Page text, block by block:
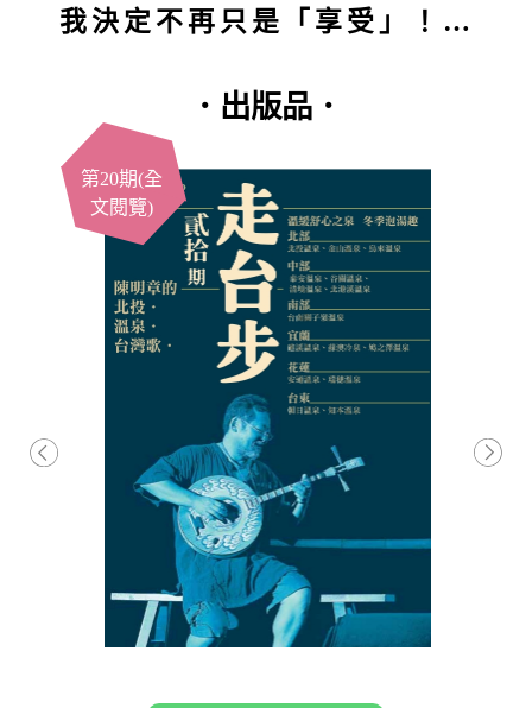
我決定不再只是「享受」！第
付出，結果得到的竟然更多？
．出版品．
第20期(全
文閱覽)